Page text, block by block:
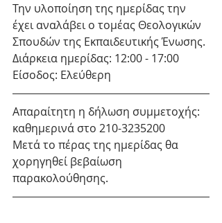
Την υλοποίηση της ημερίδας την
έχει αναλάβει ο τομέας Θεολογικών
Σπουδών της Εκπαιδευτικής Ένωσης.
Διάρκεια ημερίδας: 12:00 - 17:00
Είσοδος: Ελεύθερη
Απαραίτητη η δήλωση συμμετοχής:
καθημερινά στο 210-3235200
Μετά το πέρας της ημερίδας θα
χορηγηθεί βεβαίωση
παρακολούθησης.